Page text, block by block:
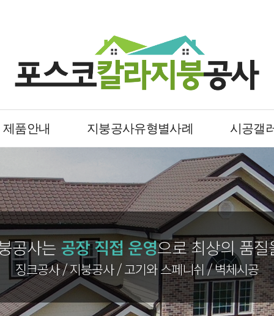
제품안내 지붕공사유형별사례 시공갤
공사는공장 직접 운영으로 최상의 품
징크공사 / 지붕공사 / 고기와 스페니쉬 / 벽체시공